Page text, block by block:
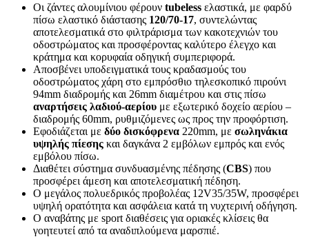
Οι ζάντες αλουμίνιου φέρουν tubeless ελαστικά, με φαρδύ
πίσω ελαστικό διάστασης 120/70-17, συντελώντας
αποτελεσματικά στο φιλτράρισμα των κακοτεχνιών του
οδοστρώματος και προσφέροντας καλύτερο έλεγχο και
κράτημα και κορυφαία οδηγική συμπεριφορά.
Αποσβένει υποδειγματικά τους κραδασμούς του
οδοστρώματος χάρη στο εμπρόσθιο τηλεσκοπικό πιρούνι
94mm διαδρομής και 26mm διαμέτρου και στις πίσω
αναρτήσεις λαδιού-αερίου με εξωτερικό δοχείο αερίου –
διαδρομής 60mm, ρυθμιζόμενες ως προς την προφόρτιση.
Εφοδιάζεται με δύο δισκόφρενα 220mm, με σωληνάκια
υψηλής πίεσης και δαγκάνα 2 εμβόλων εμπρός και ενός
εμβόλου πίσω.
Διαθέτει σύστημα συνδυασμένης πέδησης (CBS) που
προσφέρει άμεση και αποτελεσματική πέδηση.
Ο μεγάλος πολυεδρικός προβολέας 12V35/35W, προσφέρει
υψηλή ορατότητα και ασφάλεια κατά τη νυχτερινή οδήγηση.
Ο αναβάτης με sport διαθέσεις για οριακές κλίσεις θα
γοητευτεί από τα αναδιπλούμενα μαρσπιέ.